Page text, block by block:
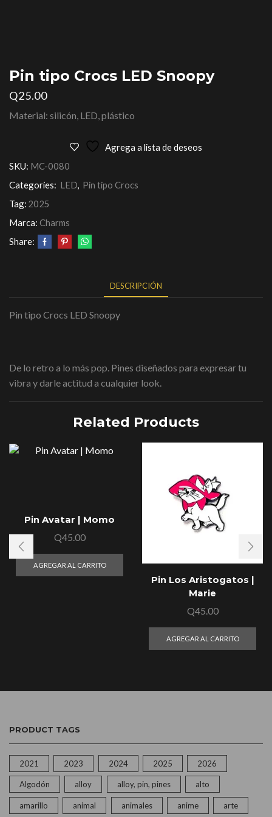
Pin tipo Crocs LED Snoopy
Q25.00
Material: silicón, LED, plástico
Agrega a lista de deseos
SKU: MC-0080
Categories: LED Pin tipo Crocs
Tag: 2025
Marca: Charms
Share:
DESCRIPCIÓN
Pin tipo Crocs LED Snoopy
De lo retro a lo más pop. Pines diseñados para expresar tu
vibra y darle actitud a cualquier look.
Related Products
Pin Avatar | Momo
Q45.00
AGREGAR AL CARRITO
Pin Los Aristogatos |
Marie
Q45.00
AGREGAR AL CARRITO
PRODUCT TAGS
2021 2023 2024 2025 2026
Algodón alloy alloy, pin, pines alto
amarillo animal animales anime arte